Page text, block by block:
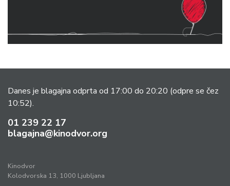
Danes je blagajna odprta od 17:00 do 20:20 (odpre se čez
10:52).
01 239 22 17
blagajna@kinodvor.org
Kinodvor
Kolodvorska 13, 1000 Ljubljana